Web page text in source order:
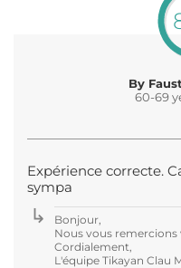
By
60-69
Expérience correcte.
sympa
Bonjour,
Nous vous
Cordialement,
L'équipe Tikayan Clau